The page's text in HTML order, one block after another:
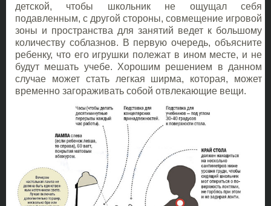
детской, чтобы школьник не ощущал себя
подавленным, с другой стороны, совмещение игровой
зоны и пространства для занятий ведет к большому
количеству соблазнов. В первую очередь, объясните
ребенку, что его игрушки полежат в ином месте, и не
будут мешать учебе. Хорошим решением в данном
случае может стать легкая ширма, которая, может
временно загораживать собой отвлекающие вещи.